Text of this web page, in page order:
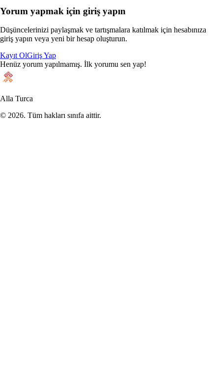
Yorum yapmak için giriş yapın
Düşüncelerinizi paylaşmak ve tartışmalara katılmak için hesabınıza
giriş yapın veya yeni bir hesap oluşturun.
Kayıt OlGiriş Yap
Henüz yorum yapılmamış. İlk yorumu sen yap!
Alla Turca
© 2026. Tüm hakları sınıfa aittir.